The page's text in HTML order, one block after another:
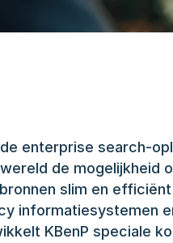
enterprise search-
de mogelijkheid
slim en
informatiesystemen
KBenP speciale